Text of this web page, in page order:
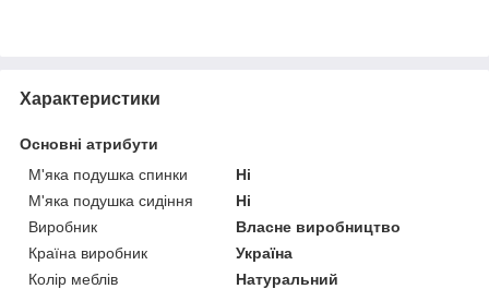
Характеристики
Основні атрибути
М'яка подушка спинки
Ні
М'яка подушка сидіння
Ні
Виробник
Власне виробництво
Країна виробник
Україна
Колір меблів
Натуральний